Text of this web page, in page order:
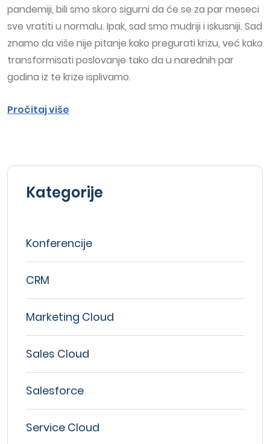
pandemiji, bili smo skoro sigurni da će se za par meseci
sve vratiti u normalu. Ipak, sad smo mudriji i iskusniji. Sad
znamo da više nije pitanje kako pregurati krizu, već kako
transformisati poslovanje tako da u narednih par
godina iz te krize isplivamo.
Pročitaj više
Kategorije
Konferencije
CRM
Marketing Cloud
Sales Cloud
Salesforce
Service Cloud